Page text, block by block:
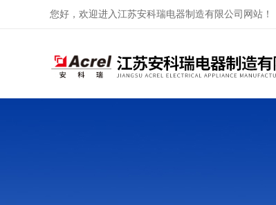
您好，欢迎进入江苏安科瑞电器制造有限公司网站！